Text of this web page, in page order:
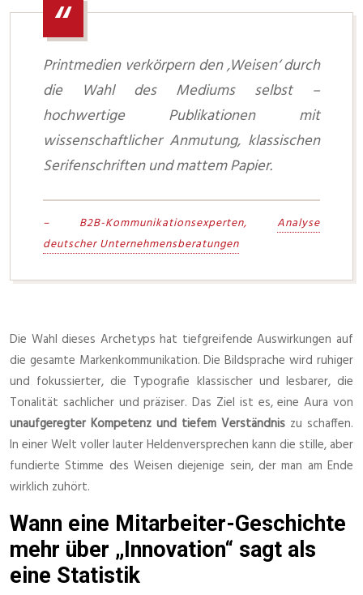
Printmedien verkörpern den ‚Weisen‘ durch
die Wahl des Mediums selbst –
hochwertige Publikationen mit
wissenschaftlicher Anmutung, klassischen
Serifenschriften und mattem Papier.
– B2B-Kommunikationsexperten, Analyse
deutscher Unternehmensberatungen
Die Wahl dieses Archetyps hat tiefgreifende Auswirkungen auf
die gesamte Markenkommunikation. Die Bildsprache wird ruhiger
und fokussierter, die Typografie klassischer und lesbarer, die
Tonalität sachlicher und präziser. Das Ziel ist es, eine Aura von
unaufgeregter Kompetenz und tiefem Verständnis zu schaffen.
In einer Welt voller lauter Heldenversprechen kann die stille, aber
fundierte Stimme des Weisen diejenige sein, der man am Ende
wirklich zuhört.
Wann eine Mitarbeiter-Geschichte
mehr über „Innovation“ sagt als
eine Statistik